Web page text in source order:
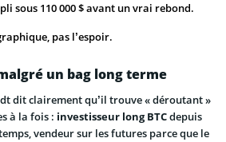
sous 110 000 $ avant un vrai rebond.
pas l’espoir.
un bag long terme
dit clairement qu’il trouve « déroutant »
à la fois : investisseur long BTCdepuis
vendeur sur les futures parce que le